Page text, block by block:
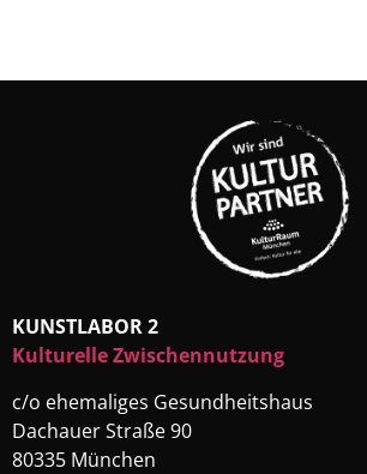
KUNSTLABOR 2
Kulturelle Zwischennutzung
c/o ehemaliges Gesundheitshaus
Dachauer Straße 90
80335 München